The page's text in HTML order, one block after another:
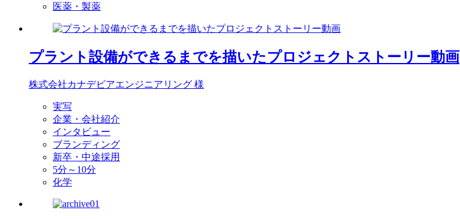
医薬・製薬
プラント設備ができるまでを描いたプロジェクトストーリー動画
株式会社カナデビアエンジニアリング 様
実写
企業・会社紹介
インタビュー
ブランディング
新卒・中途採用
5分～10分
化学